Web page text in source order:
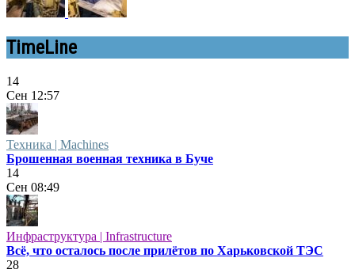
TimeLine
14
Сен 12:57
Техника | Machines
Брошенная военная техника в Буче
14
Сен 08:49
Инфраструктура | Infrastructure
Всё, что осталось после прилётов по Харьковской ТЭС
28